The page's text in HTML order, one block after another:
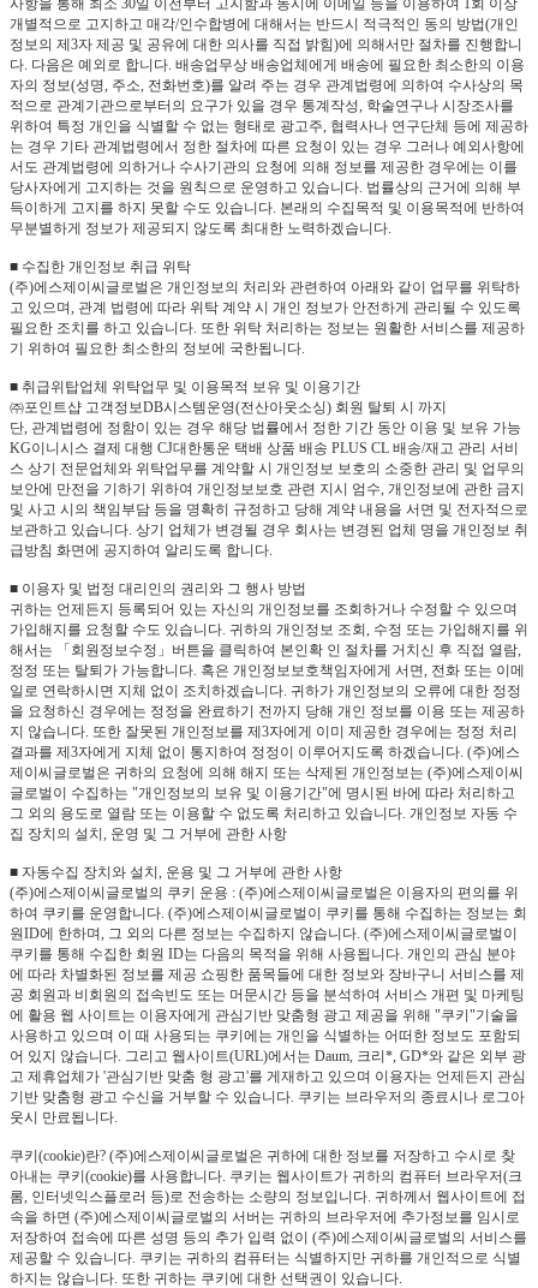
사항을 통해 최소 30일 이전부터 고지함과 동시에 이메일 등을 이용하여 1회 이상
개별적으로 고지하고 매각/인수합병에 대해서는 반드시 적극적인 동의 방법(개인
정보의 제3자 제공 및 공유에 대한 의사를 직접 밝힘)에 의해서만 절차를 진행합니
다. 다음은 예외로 합니다. 배송업무상 배송업체에게 배송에 필요한 최소한의 이용
자의 정보(성명, 주소, 전화번호)를 알려 주는 경우 관계법령에 의하여 수사상의 목
적으로 관계기관으로부터의 요구가 있을 경우 통계작성, 학술연구나 시장조사를
위하여 특정 개인을 식별할 수 없는 형태로 광고주, 협력사나 연구단체 등에 제공하
는 경우 기타 관계법령에서 정한 절차에 따른 요청이 있는 경우 그러나 예외사항에
서도 관계법령에 의하거나 수사기관의 요청에 의해 정보를 제공한 경우에는 이를
당사자에게 고지하는 것을 원칙으로 운영하고 있습니다. 법률상의 근거에 의해 부
득이하게 고지를 하지 못할 수도 있습니다. 본래의 수집목적 및 이용목적에 반하여
무분별하게 정보가 제공되지 않도록 최대한 노력하겠습니다.
■ 수집한 개인정보 취급 위탁
(주)에스제이씨글로벌은 개인정보의 처리와 관련하여 아래와 같이 업무를 위탁하
고 있으며, 관계 법령에 따라 위탁 계약 시 개인 정보가 안전하게 관리될 수 있도록
필요한 조치를 하고 있습니다. 또한 위탁 처리하는 정보는 원활한 서비스를 제공하
기 위하여 필요한 최소한의 정보에 국한됩니다.
■ 취급위탑업체 위탁업무 및 이용목적 보유 및 이용기간
㈜포인트샵 고객정보DB시스템운영(전산아웃소싱) 회원 탈퇴 시 까지
단, 관계법령에 정함이 있는 경우 해당 법률에서 정한 기간 동안 이용 및 보유 가능
KG이니시스 결제 대행 CJ대한통운 택배 상품 배송 PLUS CL 배송/재고 관리 서비
스 상기 전문업체와 위탁업무를 계약할 시 개인정보 보호의 소중한 관리 및 업무의
보안에 만전을 기하기 위하여 개인정보보호 관련 지시 엄수, 개인정보에 관한 금지
및 사고 시의 책임부담 등을 명확히 규정하고 당해 계약 내용을 서면 및 전자적으로
보관하고 있습니다. 상기 업체가 변경될 경우 회사는 변경된 업체 명을 개인정보 취
급방침 화면에 공지하여 알리도록 합니다.
■ 이용자 및 법정 대리인의 권리와 그 행사 방법
귀하는 언제든지 등록되어 있는 자신의 개인정보를 조회하거나 수정할 수 있으며
가입해지를 요청할 수도 있습니다. 귀하의 개인정보 조회, 수정 또는 가입해지를 위
해서는 「회원정보수정」버튼을 클릭하여 본인확 인 절차를 거치신 후 직접 열람,
정정 또는 탈퇴가 가능합니다. 혹은 개인정보보호책임자에게 서면, 전화 또는 이메
일로 연락하시면 지체 없이 조치하겠습니다. 귀하가 개인정보의 오류에 대한 정정
을 요청하신 경우에는 정정을 완료하기 전까지 당해 개인 정보를 이용 또는 제공하
지 않습니다. 또한 잘못된 개인정보를 제3자에게 이미 제공한 경우에는 정정 처리
결과를 제3자에게 지체 없이 통지하여 정정이 이루어지도록 하겠습니다. (주)에스
제이씨글로벌은 귀하의 요청에 의해 해지 또는 삭제된 개인정보는 (주)에스제이씨
글로벌이 수집하는 "개인정보의 보유 및 이용기간"에 명시된 바에 따라 처리하고
그 외의 용도로 열람 또는 이용할 수 없도록 처리하고 있습니다. 개인정보 자동 수
집 장치의 설치, 운영 및 그 거부에 관한 사항
■ 자동수집 장치와 설치, 운용 및 그 거부에 관한 사항
(주)에스제이씨글로벌의 쿠키 운용 : (주)에스제이씨글로벌은 이용자의 편의를 위
하여 쿠키를 운영합니다. (주)에스제이씨글로벌이 쿠키를 통해 수집하는 정보는 회
원ID에 한하며, 그 외의 다른 정보는 수집하지 않습니다. (주)에스제이씨글로벌이
쿠키를 통해 수집한 회원 ID는 다음의 목적을 위해 사용됩니다. 개인의 관심 분야
에 따라 차별화된 정보를 제공 쇼핑한 품목들에 대한 정보와 장바구니 서비스를 제
공 회원과 비회원의 접속빈도 또는 머문시간 등을 분석하여 서비스 개편 및 마케팅
에 활용 웹 사이트는 이용자에게 관심기반 맞춤형 광고 제공을 위해 "쿠키"기술을
사용하고 있으며 이 때 사용되는 쿠키에는 개인을 식별하는 어떠한 정보도 포함되
어 있지 않습니다. 그리고 웹사이트(URL)에서는 Daum, 크리*, GD*와 같은 외부 광
고 제휴업체가 '관심기반 맞춤 형 광고'를 게재하고 있으며 이용자는 언제든지 관심
기반 맞춤형 광고 수신을 거부할 수 있습니다. 쿠키는 브라우저의 종료시나 로그아
웃시 만료됩니다.
쿠키(cookie)란? (주)에스제이씨글로벌은 귀하에 대한 정보를 저장하고 수시로 찾
아내는 쿠키(cookie)를 사용합니다. 쿠키는 웹사이트가 귀하의 컴퓨터 브라우저(크
롬, 인터넷익스플로러 등)로 전송하는 소량의 정보입니다. 귀하께서 웹사이트에 접
속을 하면 (주)에스제이씨글로벌의 서버는 귀하의 브라우저에 추가정보를 임시로
저장하여 접속에 따른 성명 등의 추가 입력 없이 (주)에스제이씨글로벌의 서비스를
제공할 수 있습니다. 쿠키는 귀하의 컴퓨터는 식별하지만 귀하를 개인적으로 식별
하지는 않습니다. 또한 귀하는 쿠키에 대한 선택권이 있습니다.